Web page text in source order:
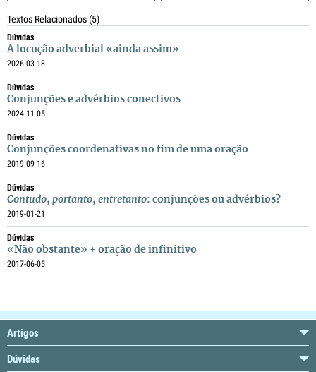
Textos Relacionados(5)
Dúvidas
A locução adverbial «ainda assim»
2026-03-18
Dúvidas
Conjunções e advérbios conectivos
2024-11-05
Dúvidas
Conjunções coordenativas no fim de uma oração
2019-09-16
Dúvidas
Contudo, portanto, entretanto: conjunções ou advérbios?
2019-01-21
Dúvidas
«Não obstante» + oração de infinitivo
2017-06-05
Artigos
Dúvidas